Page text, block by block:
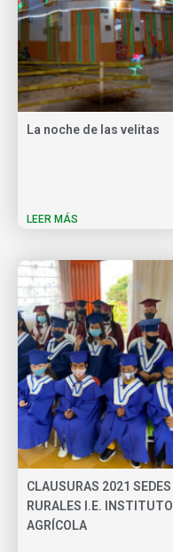
La noche de las velitas
LEER MÁS
CLAUSURAS 2021 SEDES
RURALES I.E. INSTITUTO
AGRÍCOLA